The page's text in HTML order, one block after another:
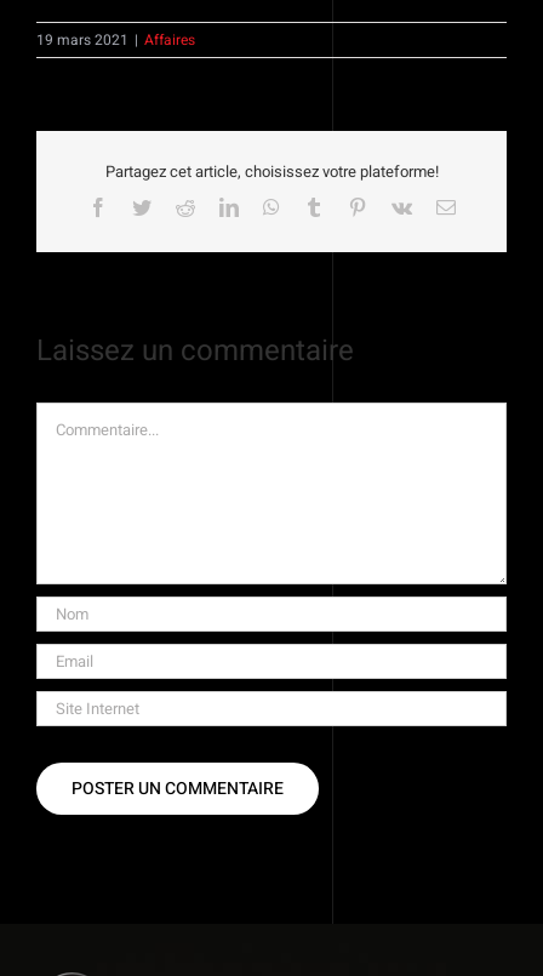
19 mars 2021 | Affaires
Partagez cet article, choisissez votre plateforme!
Facebook
TwitterRedditLinkedInWhatsApp
Tumblr Pinterest
Vk Email
Laissez un commentaire
Commentaire